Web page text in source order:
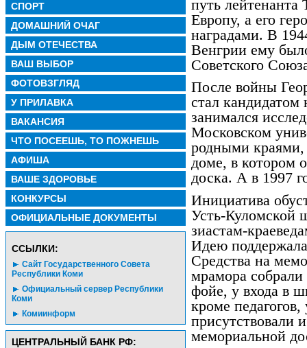
СПОРТ
ДОМАШНИЙ ОЧАГ
ДЫМ ОТЕЧЕСТВА
ВАШ ВЫБОР
ФОТОВЗГЛЯД
У ПРИЛАВКА
ВАКАНСИЯ
ЧТО ПОСЕЕШЬ, ТО ПОЖНЕШЬ
АФИША
ВАШЕ ЗДОРОВЬЕ
КОНКУРСЫ
ОФИЦИАЛЬНЫЕ ДОКУМЕНТЫ
CСЫЛКИ:
Сайт Государственного Совета
Республики Коми
Официальный сервер Республики
Коми
Комиинформ
ЦЕНТРАЛЬНЫЙ БАНК РФ:
путь лейтенанта
Европу, а его
наградами. В
Венгрии ему
Советского
После войны
стал кандидатом
занимался
Московском
родными краями,
доме, в котором
доска. А в 1997
Инициатива
Усть-Куломской
зиастам-
Идею
Средства на
мрамора
фойе, у входа в
кроме
присутствовали
мемориальной